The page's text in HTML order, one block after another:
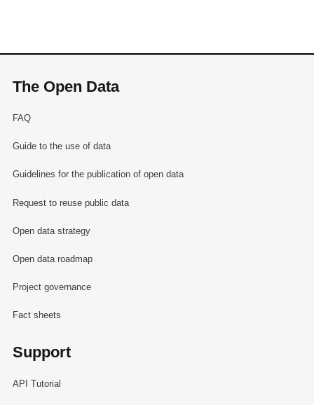
The Open Data
FAQ
Guide to the use of data
Guidelines for the publication of open data
Request to reuse public data
Open data strategy
Open data roadmap
Project governance
Fact sheets
Support
API Tutorial